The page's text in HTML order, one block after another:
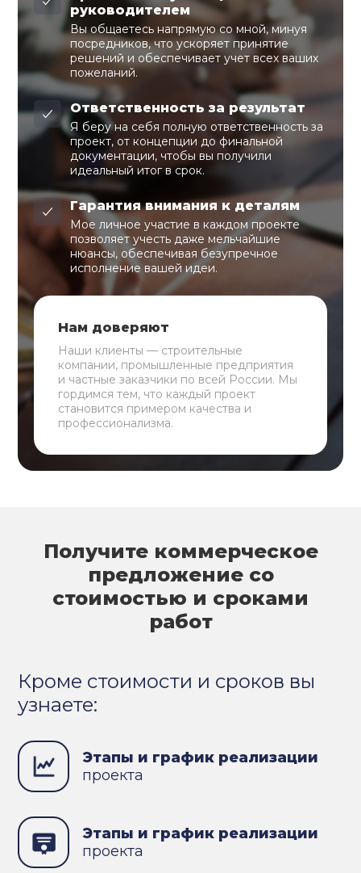
руководителем
Вы общаетесь напрямую со мной, минуя
посредников, что ускоряет принятие
решений и обеспечивает учет всех ваших
пожеланий.
Ответственность за результат
Я беру на себя полную ответственность за
проект, от концепции до финальной
документации, чтобы вы получили
идеальный итог в срок.
Гарантия внимания к деталям
Мое личное участие в каждом проекте
позволяет учесть даже мельчайшие
нюансы, обеспечивая безупречное
исполнение вашей идеи.
Нам доверяют
Наши клиенты — строительные
компании, промышленные предприятия
и частные заказчики по всей России. Мы
гордимся тем, что каждый проект
становится примером качества и
профессионализма.
Получите коммерческое
предложение со
стоимостью и сроками
работ
Кроме стоимости и сроков вы
узнаете:
Этапы и график реализации
проекта
Этапы и график реализации
проекта